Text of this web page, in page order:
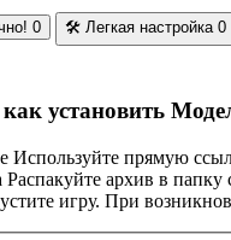
0 🛠️ Легкая настройка 0
установить
Используйте прямую
Распакуйте архив в
игру. При